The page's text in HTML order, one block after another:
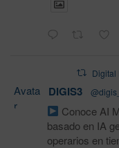
Digital
Avata
r
DIGIS3
Conoce AI
basado en IA
operarios en